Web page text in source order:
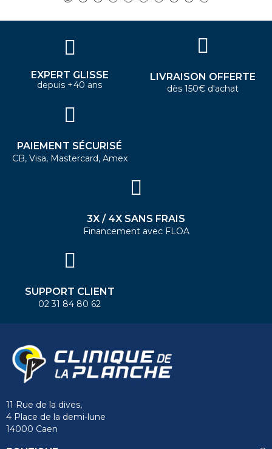
EXPERT GLISSE
depuis +40 ans
LIVRAISON OFFERTE
dès 150€ d'achat
PAIEMENT SÉCURISÉ
CB, Visa, Mastercard, Amex
3X / 4X SANS FRAIS
Financement avec FLOA
SUPPORT CLIENT
02 31 84 80 62
11 Rue de la dives,
4 Place de la demi-lune
14000 Caen